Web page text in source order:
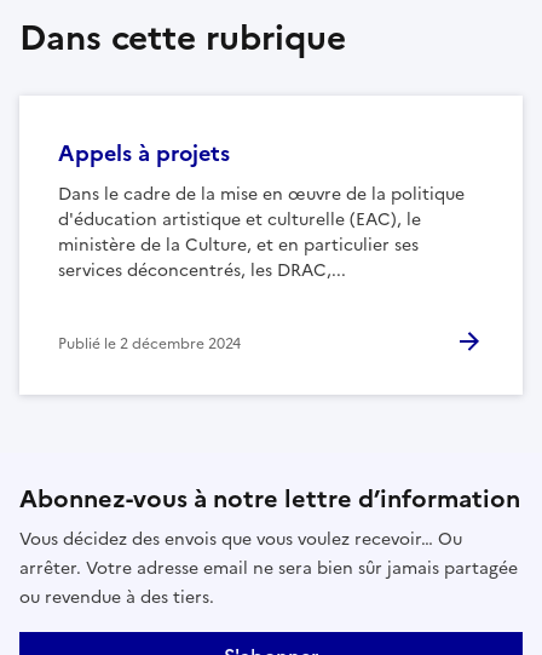
Dans cette rubrique
Appels à projets
Dans le cadre de la mise en œuvre de la politique
d'éducation artistique et culturelle (EAC), le
ministère de la Culture, et en particulier ses
services déconcentrés, les DRAC,...
Publié le2 décembre 2024
Abonnez-vous à notre lettre d’information
Vous décidez des envois que vous voulez recevoir… Ou
arrêter. Votre adresse email ne sera bien sûr jamais partagée
ou revendue à des tiers.